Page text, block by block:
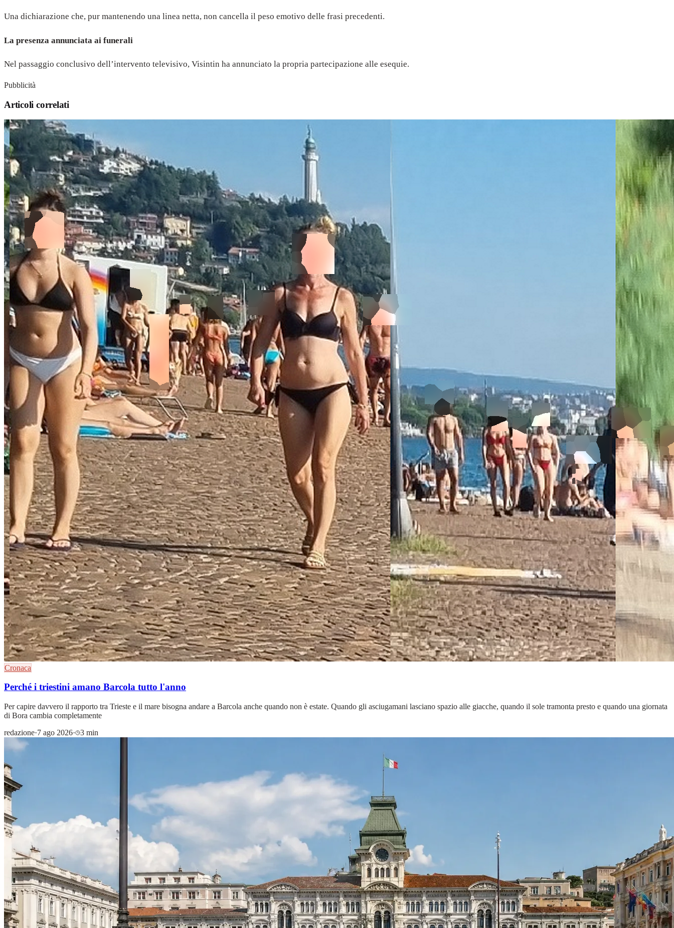
Una dichiarazione che, pur mantenendo una linea netta, non cancella il peso emotivo delle frasi precedenti.
La presenza annunciata ai funerali
Nel passaggio conclusivo dell’intervento televisivo, Visintin ha annunciato la propria partecipazione alle esequie.
Pubblicità
Articoli correlati
Cronaca
Perché i triestini amano Barcola tutto l'anno
Per capire davvero il rapporto tra Trieste e il mare bisogna andare a Barcola anche quando non è estate. Quando gli asciugamani lasciano spazio alle giacche, quando il sole tramonta presto e quando una giornata
di Bora cambia completamente
redazione·7 ago 2026· 3 min